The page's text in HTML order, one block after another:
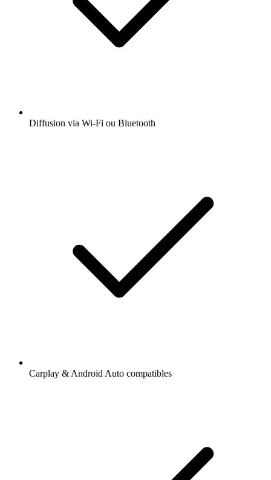
Diffusion via Wi-Fi ou Bluetooth
Carplay & Android Auto compatibles